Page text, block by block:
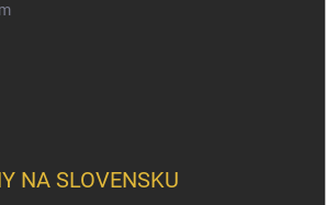
NA SLOVENSKU